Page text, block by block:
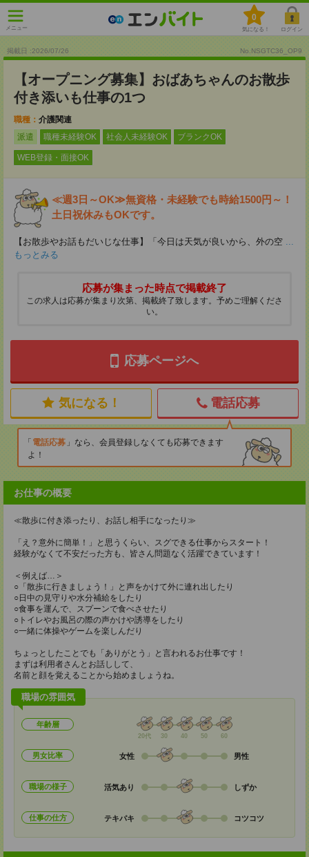
メニュー
0
気になる！ ログイン
掲載日 :2026/07/26 No.NSGTC36_OP9
【オープニング募集】おばあちゃんのお散歩
付き添いも仕事の1つ
職種： 介護関連
派遣
職種未経験OK 社会人未経験OK ブランクOK
WEB登録・面接OK
≪週3日～OK≫無資格・未経験でも時給1500円～！
土日祝休みもOKです。
【お散歩やお話もだいじな仕事】「今日は天気が良いから、外の空 ...
もっとみる
応募が集まった時点で掲載終了
この求人は応募が集まり次第、掲載終了致します。予めご理解くださ
い。
応募ページへ
気になる！ 電話応募
電話応募
なら、会員登録しなくても応募できます
よ！
お仕事の概要
≪散歩に付き添ったり、お話し相手になったり≫
「え？意外に簡単！」と思うくらい、スグできる仕事からスタート！
経験がなくて不安だった方も、皆さん問題なく活躍できています！
＜例えば…＞
○「散歩に行きましょう！」と声をかけて外に連れ出したり
○日中の見守りや水分補給をしたり
○食事を運んで、スプーンで食べさせたり
○トイレやお風呂の際の声かけや誘導をしたり
○一緒に体操やゲームを楽しんだり
ちょっとしたことでも「ありがとう」と言われるお仕事です！
まずは利用者さんとお話しして、
名前と顔を覚えることから始めましょうね。
職場の雰囲気
年齢層
20代 30 40 50 60
男女比率 女性 男性
職場の様子 活気あり しずか
仕事の仕方 テキパキ コツコツ